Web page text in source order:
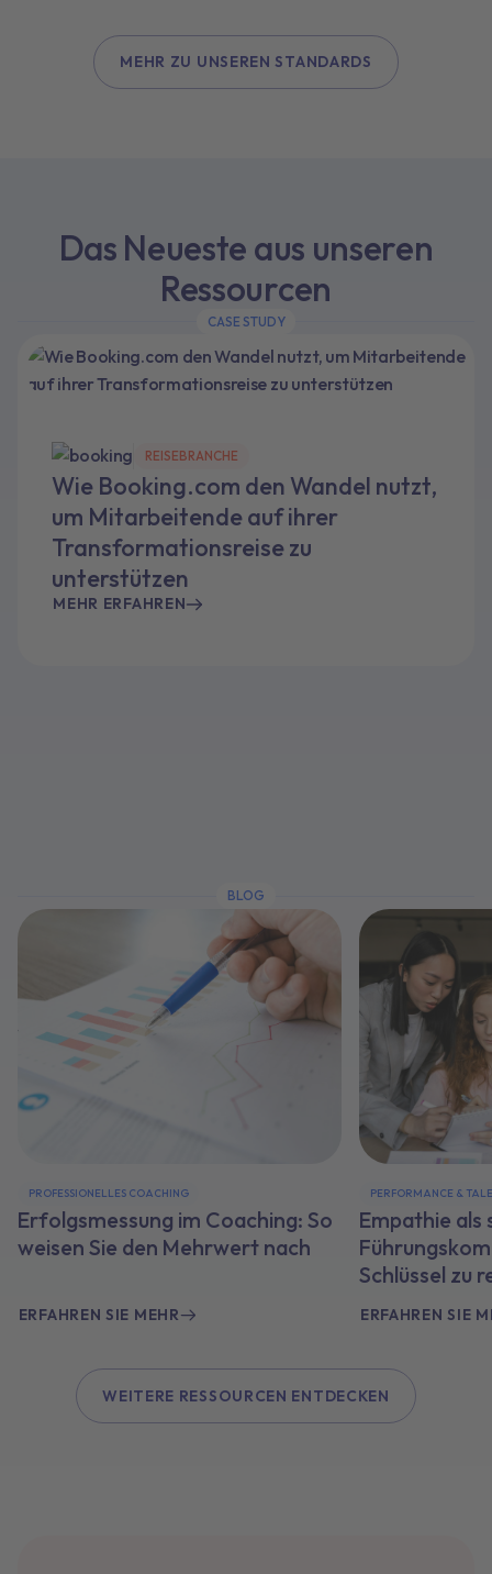
MEHR ZU UNSEREN STANDARDS
Das Neueste aus unseren
Ressourcen
CASE STUDY
REISEBRANCHE
Wie Booking.com den Wandel nutzt,
um Mitarbeitende auf ihrer
Transformationsreise zu
unterstützen
MEHR ERFAHREN
BLOG
PROFESSIONELLES COACHING
Erfolgsmessung im Coaching: So
weisen Sie den Mehrwert nach
ERFAHREN SIE MEHR
PERFORMANCE &
Empathie
Schlüssel zu
ERFAHREN SIE
WEITERE RESSOURCEN ENTDECKEN